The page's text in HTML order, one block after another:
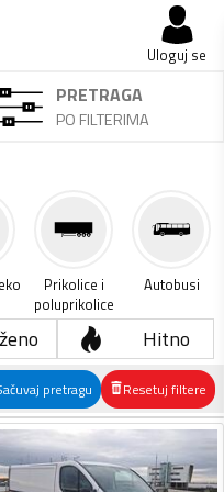
Uloguj se
PRETRAGA
PO FILTERIMA
Prikolice i
poluprikolice
Autobusi
Hitno
pretragu Resetuj filtere